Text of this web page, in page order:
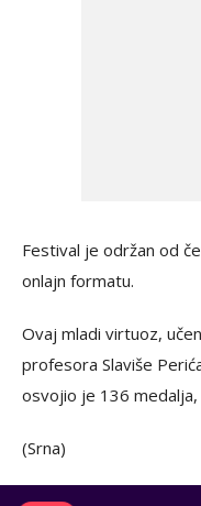
Festival je održan od
onlajn formatu.
Ovaj mladi virtuoz,
profesora Slaviše
osvojio je 136
(Srna)